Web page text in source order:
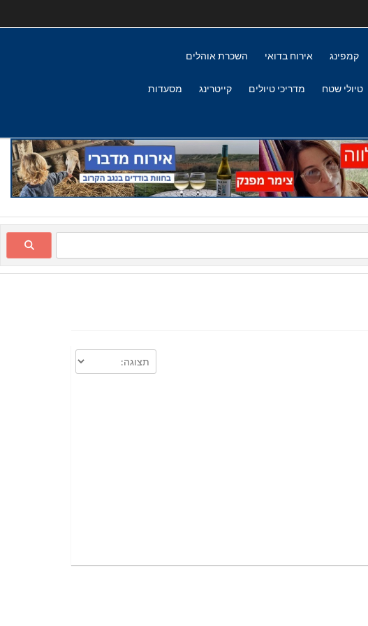
קמפינג אירוח בדואי השכרת אוהלים
טיולי שטח מדריכי טיולים קייטרינג מסעדות